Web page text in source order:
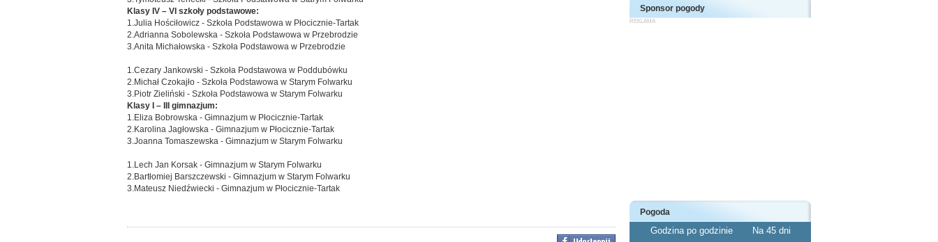
Klasy IV – VI szkoły podstawowe:
1.Julia Hościłowicz - Szkoła Podstawowa w Płocicznie-Tartak
2.Adrianna Sobolewska - Szkoła Podstawowa w Przebrodzie
3.Anita Michałowska - Szkoła Podstawowa w Przebrodzie
1.Cezary Jankowski - Szkoła Podstawowa w Poddubówku
2.Michał Czokajło - Szkoła Podstawowa w Starym Folwarku
3.Piotr Zieliński - Szkoła Podstawowa w Starym Folwarku
Klasy I – III gimnazjum:
1.Eliza Bobrowska - Gimnazjum w Płocicznie-Tartak
2.Karolina Jagłowska - Gimnazjum w Płocicznie-Tartak
3.Joanna Tomaszewska - Gimnazjum w Starym Folwarku
1.Lech Jan Korsak - Gimnazjum w Starym Folwarku
2.Bartłomiej Barszczewski - Gimnazjum w Starym Folwarku
3.Mateusz Niedźwiecki - Gimnazjum w Płocicznie-Tartak
Sponsor pogody
Pogoda
Godzina po godzinie Na 45 dni